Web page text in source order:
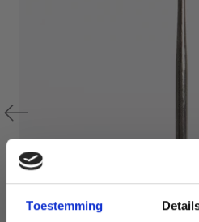
Toestemming